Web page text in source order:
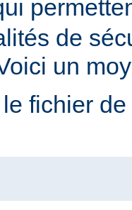
de
un
fichier